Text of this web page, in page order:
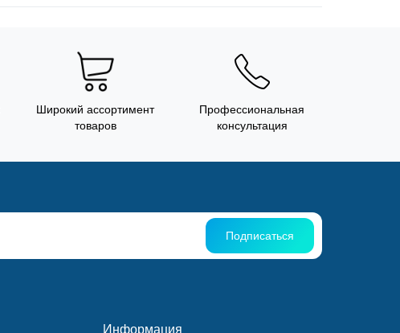
Широкий ассортимент
товаров
Профессиональная
консультация
Подписаться
Информация